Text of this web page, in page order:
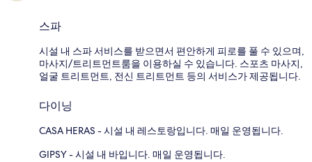
스파
시설 내 스파 서비스를 받으면서 편안하게 피로를 풀 수 있으며,
마사지/트리트먼트룸을 이용하실 수 있습니다. 스포츠 마사지,
얼굴 트리트먼트, 전신 트리트먼트 등의 서비스가 제공됩니다.
다이닝
CASA HERAS - 시설 내 레스토랑입니다. 매일 운영됩니다.
GIPSY - 시설 내 바입니다. 매일 운영됩니다.